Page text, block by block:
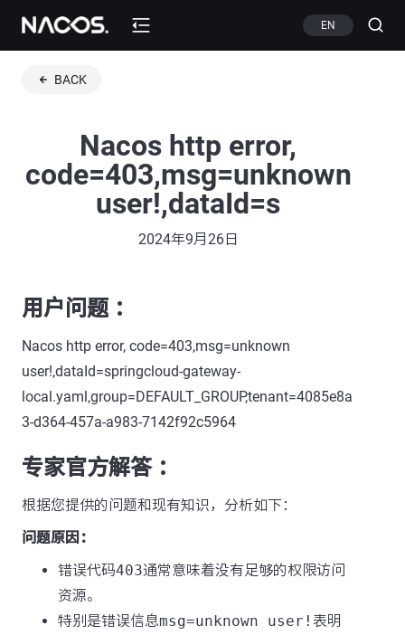
EN
BACK
Nacos http error,
code=403,msg=unknown
user!,dataId=s
2024年9月26日
用户问题 ：
Nacos http error, code=403,msg=unknown
user!,dataId=springcloud-gateway-
local.yaml,group=DEFAULT_GROUP,tenant=4085e8a
3-d364-457a-a983-7142f92c5964
专家官方解答 ：
根据您提供的问题和现有知识，分析如下：
问题原因：
错误代码403通常意味着没有足够的权限访问
资源。
特别是错误信息msg=unknown user! 表明